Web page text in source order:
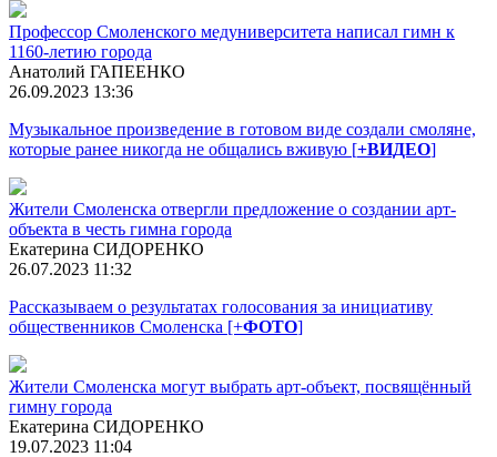
Профессор Смоленского медуниверситета написал гимн к
1160-летию города
Анатолий ГАПЕЕНКО
26.09.2023 13:36
Музыкальное произведение в готовом виде создали смоляне,
которые ранее никогда не общались вживую [+ВИДЕО]
Жители Смоленска отвергли предложение о создании арт-
объекта в честь гимна города
Екатерина СИДОРЕНКО
26.07.2023 11:32
Рассказываем о результатах голосования за инициативу
общественников Смоленска [+ФОТО]
Жители Смоленска могут выбрать арт-объект, посвящённый
гимну города
Екатерина СИДОРЕНКО
19.07.2023 11:04